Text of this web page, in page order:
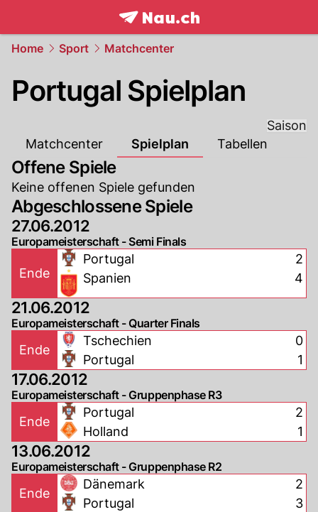
frontpage.NAU.ch
Home Sport Matchcenter
Portugal Spielplan
Saison
Matchcenter
Spielplan Tabellen
Offene Spiele
Keine offenen Spiele gefunden
Abgeschlossene Spiele
27.06.2012
Europameisterschaft - Semi Finals
Ende
Portugal
Spanien
2
4
21.06.2012
Europameisterschaft - Quarter Finals
Ende
Tschechien
Portugal
0
1
17.06.2012
Europameisterschaft - Gruppenphase R3
Ende
Portugal
Holland
2
1
13.06.2012
Europameisterschaft - Gruppenphase R2
Ende
Dänemark
Portugal
2
3